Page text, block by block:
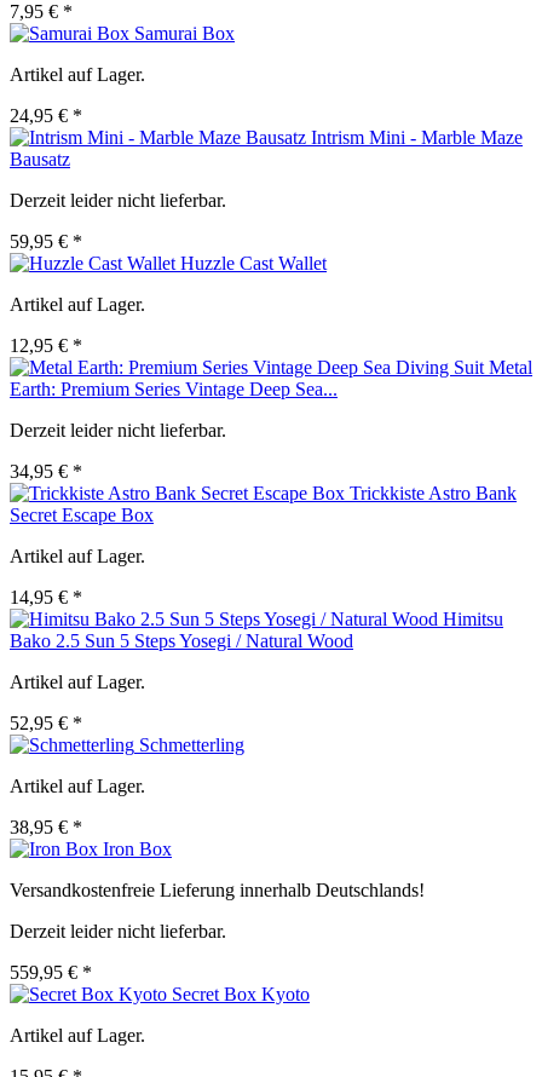
7,95 € *
Samurai Box
Artikel auf Lager.
24,95 € *
Intrism Mini - Marble Maze
Bausatz
Derzeit leider nicht lieferbar.
59,95 € *
Huzzle Cast Wallet
Artikel auf Lager.
12,95 € *
Metal
Earth: Premium Series Vintage Deep Sea...
Derzeit leider nicht lieferbar.
34,95 € *
Trickkiste Astro Bank
Secret Escape Box
Artikel auf Lager.
14,95 € *
Himitsu
Bako 2.5 Sun 5 Steps Yosegi / Natural Wood
Artikel auf Lager.
52,95 € *
Schmetterling
Artikel auf Lager.
38,95 € *
Iron Box
Versandkostenfreie Lieferung innerhalb Deutschlands!
Derzeit leider nicht lieferbar.
559,95 € *
Secret Box Kyoto
Artikel auf Lager.